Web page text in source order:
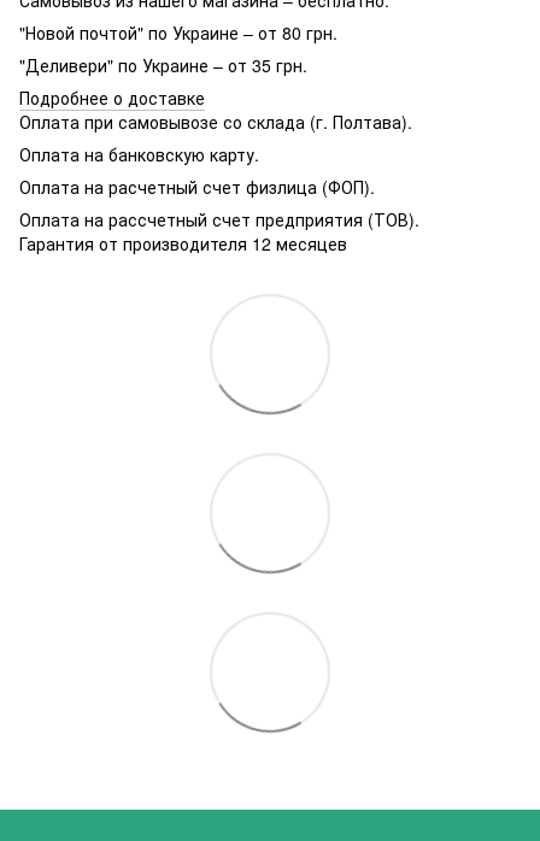
"Новой почтой" по Украине – от 80 грн.
"Деливери" по Украине – от 35 грн.
Подробнее о доставке
Оплата при самовывозе со склада (г. Полтава).
Оплата на банковскую карту.
Оплата на расчетный счет физлица (ФОП).
Оплата на рассчетный счет предприятия (ТОВ).
Гарантия от производителя 12 месяцев